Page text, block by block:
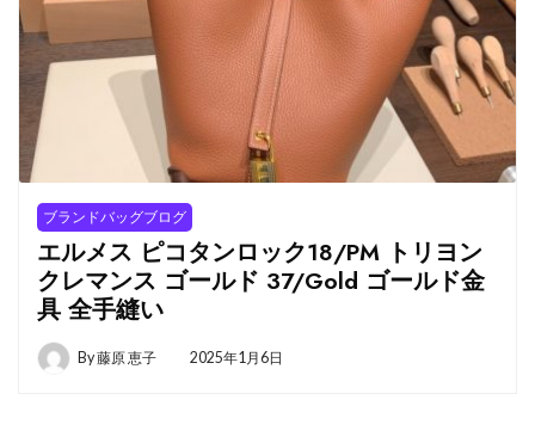
ブランドバッグブログ
エルメス ピコタンロック18/PM トリヨン
クレマンス ゴールド 37/Gold ゴールド金
具 全手縫い
By藤原 恵子 2025年1月6日